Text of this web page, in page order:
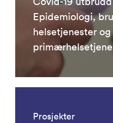
Epidemiologi,
helsetjenester
Prosjekter